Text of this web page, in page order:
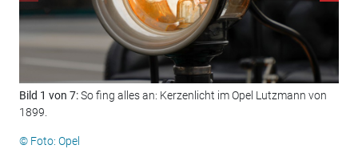
Bild 1 von 7:So fing alles an: Kerzenlicht im Opel Lutzmann von
1899.
© Foto: Opel